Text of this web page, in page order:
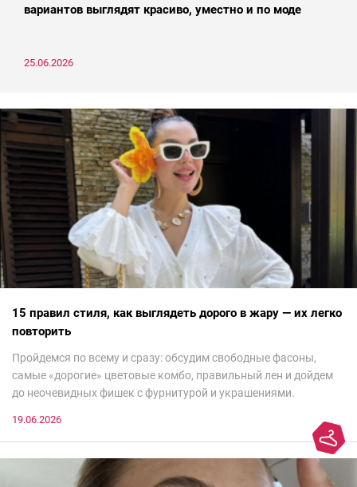
вариантов выглядят красиво, уместно и по моде
25.06.2026
15 правил стиля, как выглядеть дорого в жару — их легко
повторить
Пройдемся по всему и сразу: обсудим свободные фасоны,
самые «дорогие» цветовые комбо, правильный лен и дойдем
до неочевидных фишек с фурнитурой и украшениями.
19.06.2026